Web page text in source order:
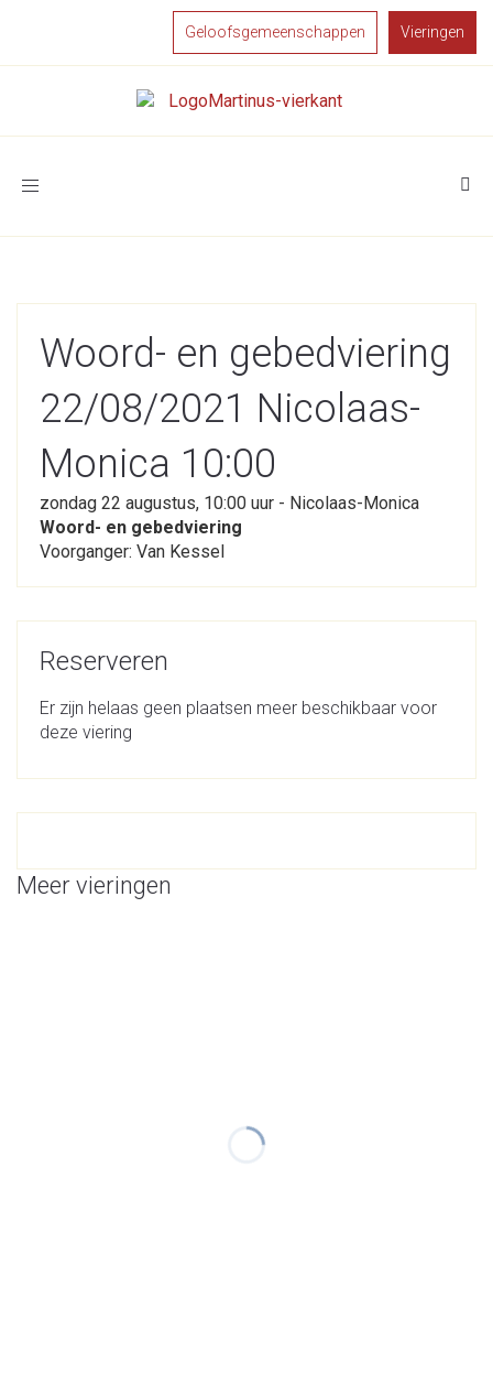
Geloofsgemeenschappen Vieringen
Toggle
Woord- en gebedviering
22/08/2021 Nicolaas-
Monica 10:00
zondag 22 augustus, 10:00 uur - Nicolaas-Monica
Woord- en gebedviering
Voorganger: Van Kessel
Reserveren
Er zijn helaas geen plaatsen meer beschikbaar voor
deze viering
Meer vieringen